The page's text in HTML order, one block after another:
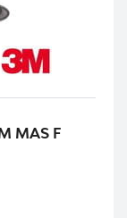
MAS F